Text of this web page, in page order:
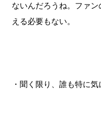
ないんだろうね。ファ
える必要もない。
・聞く限り、誰も特に気